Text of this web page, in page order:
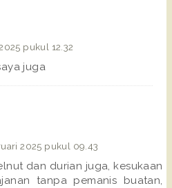
pukul 12.32
juga
2025 pukul 09.43
dan durian juga, kesukaan
tanpa pemanis buatan,